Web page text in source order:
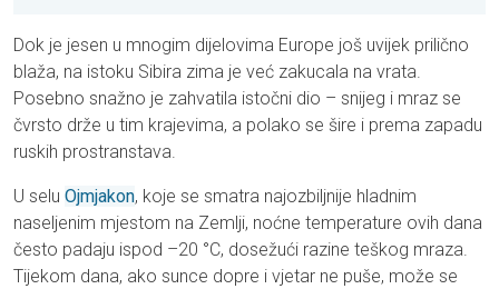
Dok je jesen u mnogim dijelovima Europe još uvijek prilično
blaža, na istoku Sibira zima je već zakucala na vrata.
Posebno snažno je zahvatila istočni dio – snijeg i mraz se
čvrsto drže u tim krajevima, a polako se šire i prema zapadu
ruskih prostranstava.
U selu Ojmjakon, koje se smatra najozbiljnije hladnim
naseljenim mjestom na Zemlji, noćne temperature ovih dana
često padaju ispod –20 °C, dosežući razine teškog mraza.
Tijekom dana, ako sunce dopre i vjetar ne puše, može se